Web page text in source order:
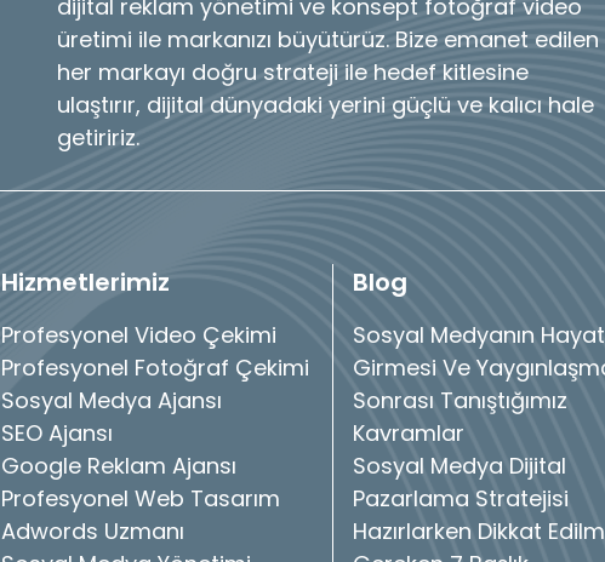
dijital reklam yönetimi ve konsept fotoğraf video
üretimi ile markanızı büyütürüz. Bize emanet edilen
her markayı doğru strateji ile hedef kitlesine
ulaştırır, dijital dünyadaki yerini güçlü ve kalıcı hale
getiririz.
Hizmetlerimiz
Profesyonel Video Çekimi
Profesyonel Fotoğraf Çekimi
Sosyal Medya Ajansı
SEO Ajansı
Google Reklam Ajansı
Profesyonel Web Tasarım
Adwords Uzmanı
Blog
Sosyal Medyanın
Girmesi Ve
Sonrası Tanıştığımız
Kavramlar
Sosyal Medya Dijital
Pazarlama Stratejisi
Hazırlarken Dikkat